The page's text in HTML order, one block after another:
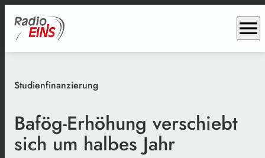
menu
Studienfinanzierung
Bafög-Erhöhung verschiebt
sich um halbes Jahr